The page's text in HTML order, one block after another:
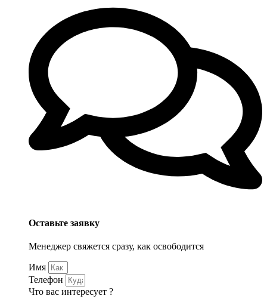
Оставьте заявку
Менеджер свяжется сразу, как освободится
Имя
Телефон
Что вас интересует ?